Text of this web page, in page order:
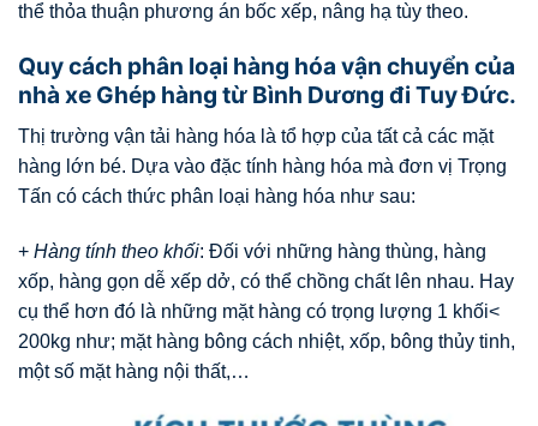
thể thỏa thuận phương án bốc xếp, nâng hạ tùy theo.
Quy cách phân loại hàng hóa vận chuyển của
nhà xe Ghép hàng từ Bình Dương đi Tuy Đức.
Thị trường vận tải hàng hóa là tổ hợp của tất cả các mặt
hàng lớn bé. Dựa vào đặc tính hàng hóa mà đơn vị Trọng
Tấn có cách thức phân loại hàng hóa như sau:
+ Hàng tính theo khối: Đối với những hàng thùng, hàng
xốp, hàng gọn dễ xếp dở, có thể chồng chất lên nhau. Hay
cụ thể hơn đó là những mặt hàng có trọng lượng 1 khối<
200kg như; mặt hàng bông cách nhiệt, xốp, bông thủy tinh,
một số mặt hàng nội thất,…